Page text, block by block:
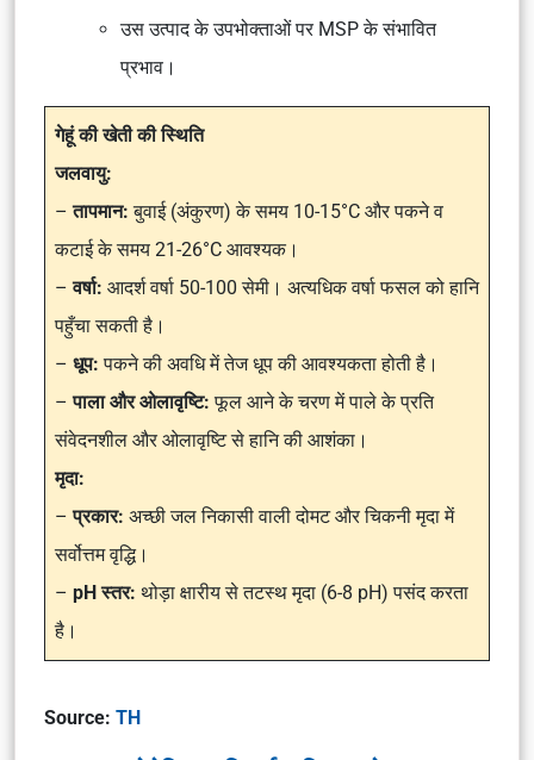
उस उत्पाद के उपभोक्ताओं पर MSP के संभावित
प्रभाव।
गेहूं की खेती की स्थिति
जलवायु:
–तापमान:बुवाई (अंकुरण) के समय 10-15°C और पकने व
कटाई के समय 21-26°C आवश्यक।
–वर्षा: आदर्श वर्षा 50-100 सेमी। अत्यधिक वर्षा फसल को हानि
पहुँचा सकती है।
– धूप:पकने की अवधि में तेज धूप की आवश्यकता होती है।
–पाला और ओलावृष्टि:फूल आने के चरण में पाले के प्रति
संवेदनशील और ओलावृष्टि से हानि की आशंका।
मृदा:
–प्रकार: अच्छी जल निकासी वाली दोमट और चिकनी मृदा में
सर्वोत्तम वृद्धि।
– pH स्तर: थोड़ा क्षारीय से तटस्थ मृदा (6-8 pH) पसंद करता
है।
Source: TH